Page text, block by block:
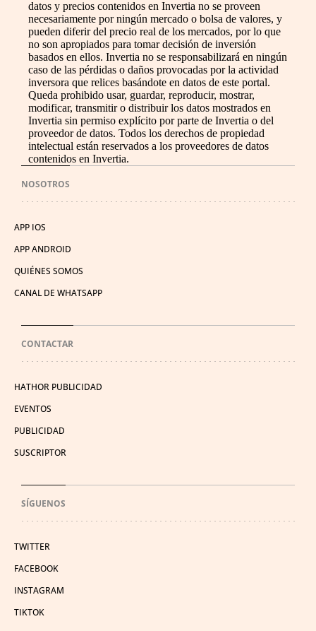
datos y precios contenidos en Invertia no se proveen
necesariamente por ningún mercado o bolsa de valores, y
pueden diferir del precio real de los mercados, por lo que
no son apropiados para tomar decisión de inversión
basados en ellos. Invertia no se responsabilizará en ningún
caso de las pérdidas o daños provocadas por la actividad
inversora que relices basándote en datos de este portal.
Queda prohibido usar, guardar, reproducir, mostrar,
modificar, transmitir o distribuir los datos mostrados en
Invertia sin permiso explícito por parte de Invertia o del
proveedor de datos. Todos los derechos de propiedad
intelectual están reservados a los proveedores de datos
contenidos en Invertia.
NOSOTROS
APP IOS
APP ANDROID
QUIÉNES SOMOS
CANAL DE WHATSAPP
CONTACTAR
HATHOR PUBLICIDAD
EVENTOS
PUBLICIDAD
SUSCRIPTOR
SÍGUENOS
TWITTER
FACEBOOK
INSTAGRAM
TIKTOK